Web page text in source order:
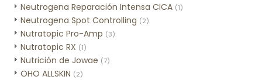
Neutrogena Reparación Intensa CICA (1)
Neutrogena Spot Controlling (2)
Nutratopic Pro-Amp (3)
Nutratopic RX (1)
Nutrición de Jowae (7)
OHO ALLSKIN (2)